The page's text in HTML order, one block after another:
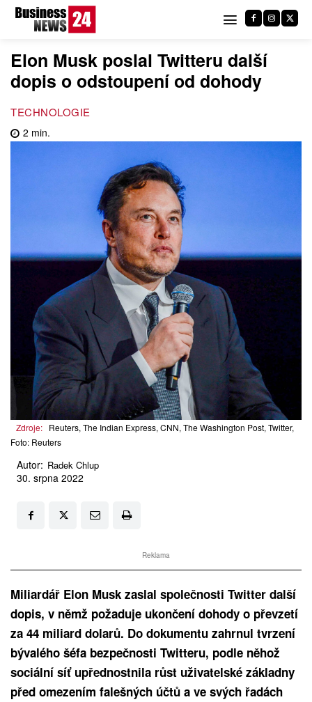
Elon Musk poslal Twitteru další
dopis o odstoupení od dohody
TECHNOLOGIE
2 min.
Zdroje: Reuters, The Indian Express, CNN, The Washington Post, Twitter,
Foto: Reuters
Autor: Radek Chlup
30. srpna 2022
Reklama
Miliardář Elon Musk zaslal společnosti Twitter další
dopis, v němž požaduje ukončení dohody o převzetí
za 44 miliard dolarů. Do dokumentu zahrnul tvrzení
bývalého šéfa bezpečnosti Twitteru, podle něhož
sociální síť upřednostnila růst uživatelské základny
před omezením falešných účtů a ve svých řadách